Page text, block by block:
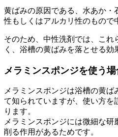
黄ばみの原因である、水あか・
性もしくはアルカリ性のもので
そのため、中性洗剤では、これ
く、浴槽の黄ばみを落とせる効
メラミンスポンジを使う
メラミンスポンジは浴槽の黄
て知られていますが、使い方を
ります。
メラミンスポンジには微細な
削る作用があるためです。